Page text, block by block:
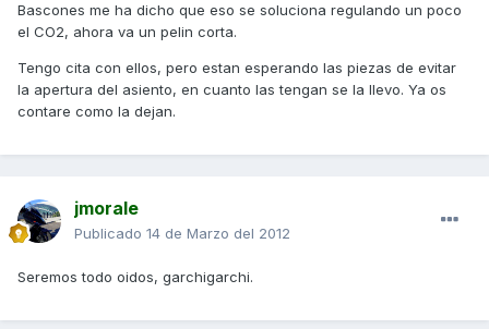
Bascones me ha dicho que eso se soluciona regulando un poco
el CO2, ahora va un pelin corta.
Tengo cita con ellos, pero estan esperando las piezas de evitar
la apertura del asiento, en cuanto las tengan se la llevo. Ya os
contare como la dejan.
jmorale
Publicado 14 de Marzo del 2012
Seremos todo oidos, garchigarchi.